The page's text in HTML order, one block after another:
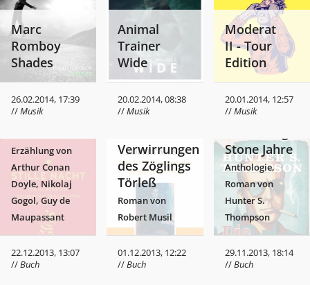
Marc
Romboy
Shades
26.02.2014, 17:39
//Musik
Animal
Trainer
Wide
20.02.2014, 08:38
//Musik
Moderat
II - Tour
Edition
20.01.2014, 12:57
//Musik
Stille Nacht
- Die
schönsten
Weihnachtsgeschichten
aus aller
Welt
Erzählung von
Arthur Conan
Doyle, Nikolaj
Gogol, Guy de
Maupassant
22.12.2013, 13:07
//Buch
Verwirrungen
des Zöglings
Törleß
Roman von
Robert Musil
01.12.2013, 12:22
//Buch
Stone Jahre
Anthologie,
Roman von
Hunter S.
Thompson
29.11.2013, 18:14
//Buch